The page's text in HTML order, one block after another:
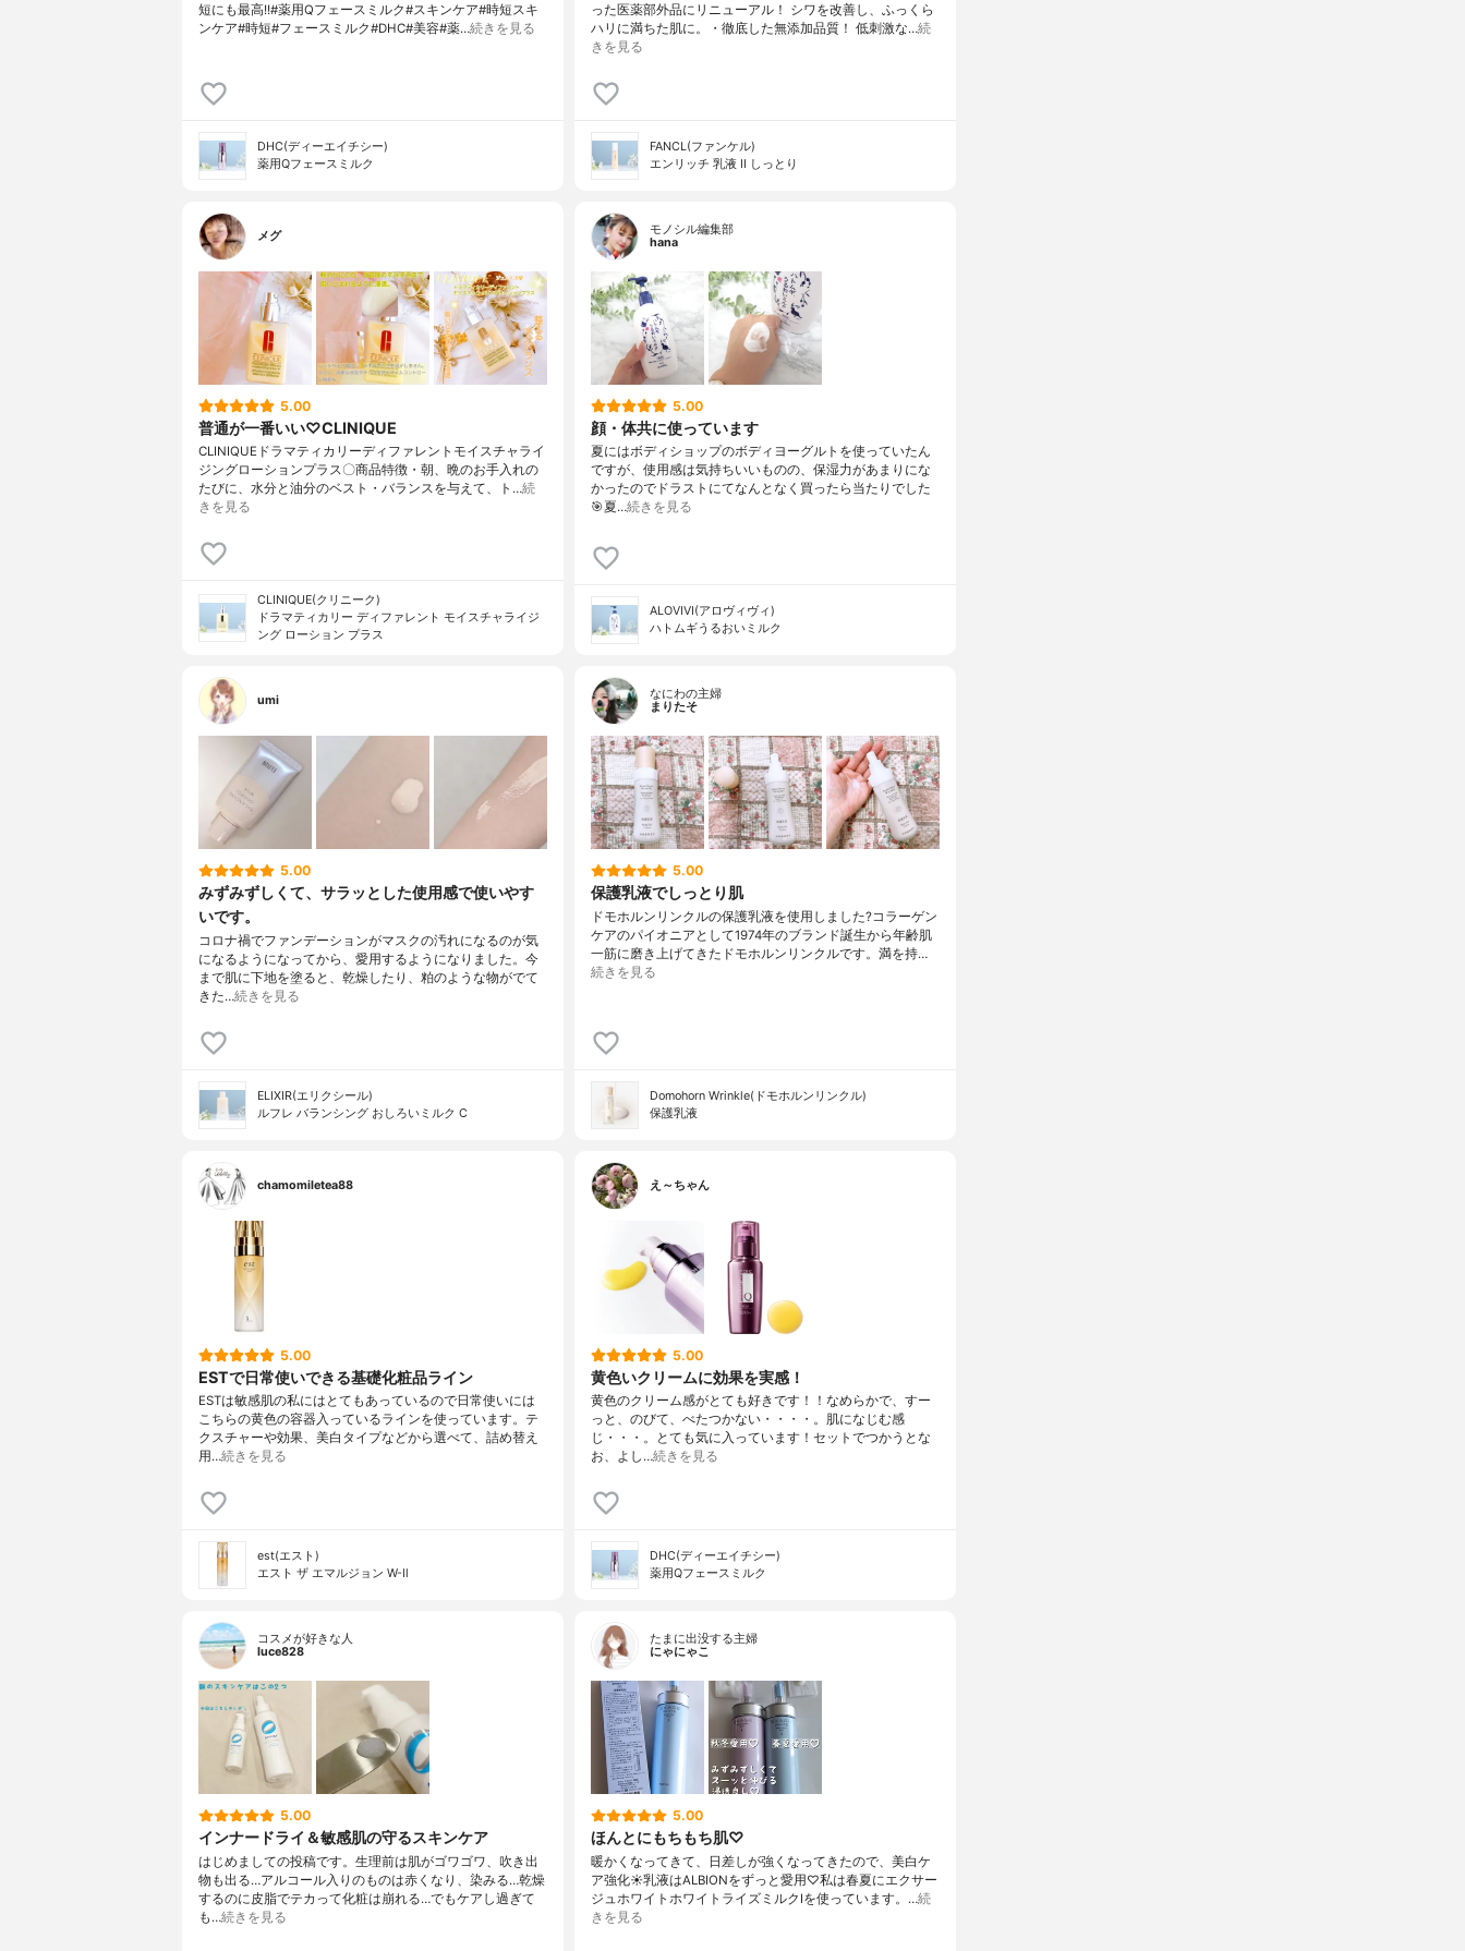
短にも最高!!#薬用Qフェースミルク#スキンケア#時短スキ
ンケア#時短#フェースミルク#DHC#美容#薬…続きを見る
DHC(ディーエイチシー)
薬用Qフェースミルク
った医薬部外品にリニューアル！ シワを改善し、ふっくら
ハリに満ちた肌に。・徹底した無添加品質！ 低刺激な…続
きを見る
FANCL(ファンケル)
エンリッチ 乳液 II しっとり
メグ
5.00
普通が一番いい♡CLINIQUE
CLINIQUEドラマティカリーディファレントモイスチャライ
ジングローションプラス〇商品特徴・朝、晩のお手入れの
たびに、水分と油分のベスト・バランスを与えて、ト…続
きを見る
CLINIQUE(クリニーク)
ドラマティカリー ディファレント モイスチャライジ
ング ローション プラス
モノシル編集部
hana
5.00
顔・体共に使っています
夏にはボディショップのボディヨーグルトを使っていたん
ですが、使用感は気持ちいいものの、保湿力があまりにな
かったのでドラストにてなんとなく買ったら当たりでした
🎯夏…続きを見る
ALOVIVI(アロヴィヴィ)
ハトムギうるおいミルク
umi
5.00
みずみずしくて、サラッとした使用感で使いやす
いです。
コロナ禍でファンデーションがマスクの汚れになるのが気
になるようになってから、愛用するようになりました。今
まで肌に下地を塗ると、乾燥したり、粕のような物がでて
きた…続きを見る
ELIXIR(エリクシール)
ルフレ バランシング おしろいミルク C
なにわの主婦
まりたそ
5.00
保護乳液でしっとり肌
ドモホルンリンクルの保護乳液を使用しました?コラーゲン
ケアのパイオニアとして1974年のブランド誕生から年齢肌
一筋に磨き上げてきたドモホルンリンクルです。満を持…
続きを見る
Domohorn Wrinkle(ドモホルンリンクル)
保護乳液
chamomiletea88
5.00
ESTで日常使いできる基礎化粧品ライン
ESTは敏感肌の私にはとてもあっているので日常使いには
こちらの黄色の容器入っているラインを使っています。テ
クスチャーや効果、美白タイプなどから選べて、詰め替え
用…続きを見る
est(エスト)
エスト ザ エマルジョン W-Ⅱ
え～ちゃん
5.00
黄色いクリームに効果を実感！
黄色のクリーム感がとても好きです！！なめらかで、すー
っと、のびて、べたつかない・・・・。肌になじむ感
じ・・・。とても気に入っています！セットでつかうとな
お、よし…続きを見る
DHC(ディーエイチシー)
薬用Qフェースミルク
コスメが好きな人
luce828
5.00
インナードライ＆敏感肌の守るスキンケア
はじめましての投稿です。生理前は肌がゴワゴワ、吹き出
物も出る…アルコール入りのものは赤くなり、染みる…乾燥
するのに皮脂でテカって化粧は崩れる…でもケアし過ぎて
も…続きを見る
たまに出没する主婦
にゃにゃこ
5.00
ほんとにもちもち肌♡
暖かくなってきて、日差しが強くなってきたので、美白ケ
ア強化☀乳液はALBIONをずっと愛用♡私は春夏にエクサー
ジュホワイトホワイトライズミルクⅠを使っています。…続
きを見る